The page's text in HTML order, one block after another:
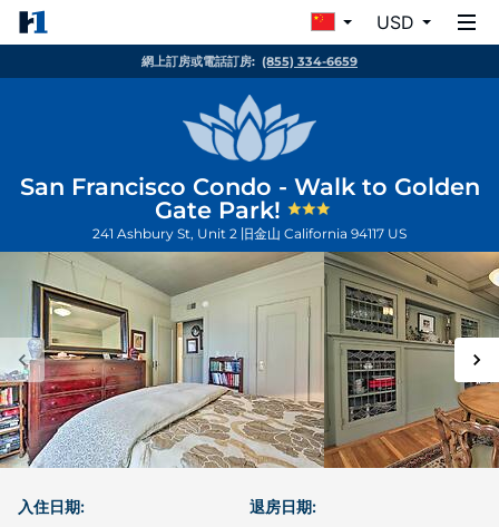
USD
網上訂房或電話訂房: (855) 334-6659
San Francisco Condo - Walk to Golden
Gate Park!
241 Ashbury St, Unit 2 旧金山 California 94117 US
入住日期: 退房日期: